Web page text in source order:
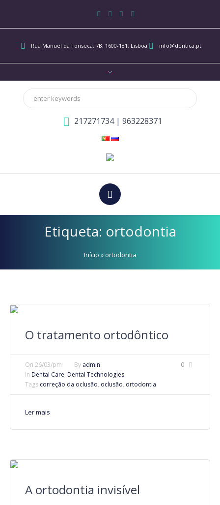
Rua Manuel da Fonseca, 7B, 1600-181, Lisboa info@dentica.pt
217271734 |963228371
Etiqueta: ortodontia
Início »ortodontia
O tratamento ortodôntico
0
On 26/03/pm By admin
In Dental Care, Dental Technologies
Tags correção da oclusão, oclusão, ortodontia
Ler mais
A ortodontia invisível